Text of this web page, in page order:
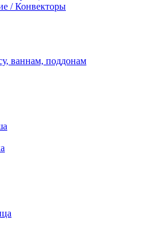
/ Конвекторы
ваннам, поддонам